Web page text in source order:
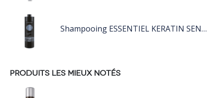
Shampooing ESSENTIEL KERATIN SENSITIVE 1L
PRODUITS LES MIEUX NOTÉS